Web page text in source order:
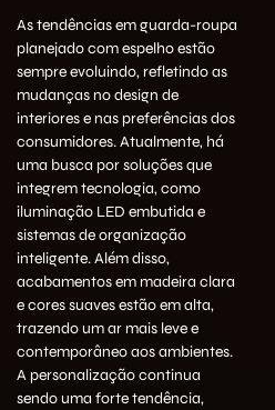
As tendências em guarda-roupa
planejado com espelho estão
sempre evoluindo, refletindo as
mudanças no design de
interiores e nas preferências dos
consumidores. Atualmente, há
uma busca por soluções que
integrem tecnologia, como
iluminação LED embutida e
sistemas de organização
inteligente. Além disso,
acabamentos em madeira clara
e cores suaves estão em alta,
trazendo um ar mais leve e
contemporâneo aos ambientes.
A personalização continua
sendo uma forte tendência,